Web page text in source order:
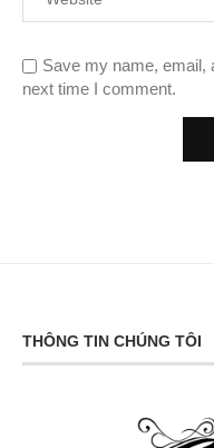
Save my name, email,
next time I comment.
THÔNG TIN CHÚNG TÔI